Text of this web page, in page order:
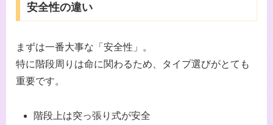
安全性の違い
まずは一番大事な「安全性」。
特に階段周りは命に関わるため、タイプ選びがとても
重要です。
階段上は突っ張り式が安全